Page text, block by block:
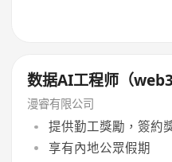
数据AI工程师（
漫睿有限公司
提供勤工獎勵，簽約
享有內地公眾假期